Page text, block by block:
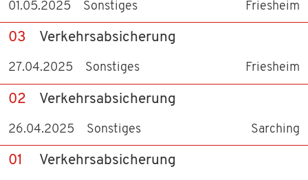
01.05.2025 Sonstiges Friesheim
27.04.2025 Sonstiges Friesheim
03 Verkehrsabsicherung
26.04.2025 Sonstiges Sarching
02 Verkehrsabsicherung
01 Verkehrsabsicherung